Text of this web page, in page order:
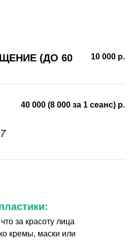
(ДО 60
10 000 р.
40 000 (8 000 за 1 сеанс) р.
за красоту лица
кремы, маски или